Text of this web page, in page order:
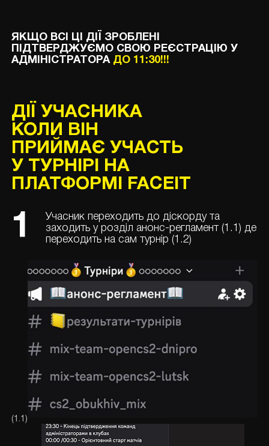
ЯКЩО ВСІ ЦІ ДІЇ ЗРОБЛЕНІ
ПІДТВЕРДЖУЄМО СВОЮ РЕЄСТРАЦІЮ У
АДМІНІСТРАТОРАДО 11:30!!!
ДІЇ УЧАСНИКА
КОЛИ ВІН
ПРИЙМАЄ УЧАСТЬ
У ТУРНІРІ НА
ПЛАТФОРМІ FACEIT
1
Учасник переходить до діскорду та
заходить у розділ анонс-регламент (1.1) де
переходить на сам турнір (1.2)
(1.1)